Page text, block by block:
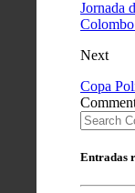
Jornada
Next
Copa
Entradas